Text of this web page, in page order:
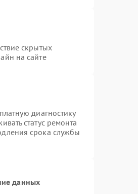
скрытых
на сайте
диагностику
статус ремонта
срока службы
данных